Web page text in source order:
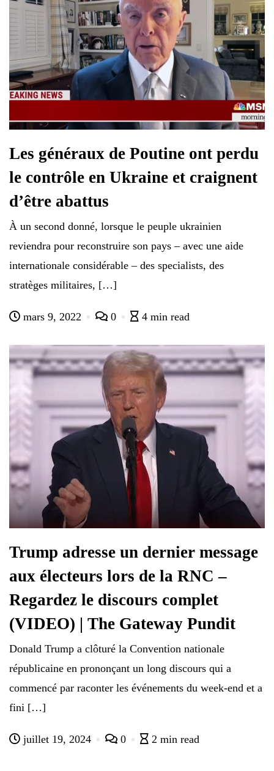
Les généraux de Poutine ont perdu
le contrôle en Ukraine et craignent
d’être abattus
À un second donné, lorsque le peuple ukrainien
reviendra pour reconstruire son pays – avec une aide
internationale considérable – des specialists, des
stratèges militaires, […]
mars 9, 2022 0 4 min read
Trump adresse un dernier message
aux électeurs lors de la RNC –
Regardez le discours complet
(VIDEO) | The Gateway Pundit
Donald Trump a clôturé la Convention nationale
républicaine en prononçant un long discours qui a
commencé par raconter les événements du week-end et a
fini […]
juillet 19, 2024 0 2 min read